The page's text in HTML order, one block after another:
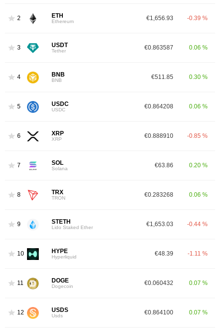
2 ETH
Ethereum €1,656.93 -0.39 %
3 USDT
Tether €0.863587 0.06 %
4 BNB
BNB €511.85 0.30 %
5 USDC
USDC €0.864208 0.06 %
6 XRP
XRP €0.888910 -0.85 %
7 SOL
Solana €63.86 0.20 %
8 TRX
TRON €0.283268 0.06 %
9 STETH
Lido Staked Ether €1,653.03 -0.44 %
10 HYPE
Hyperliquid €48.39 -1.11 %
11 DOGE
Dogecoin €0.060432 0.07 %
12 USDS
Usds €0.864100 0.07 %